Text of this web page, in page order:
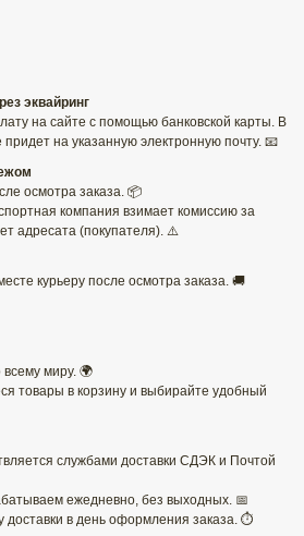
эквайринг
на сайте с помощью банковской карты. В
придет на указанную электронную почту. 📧
осмотра заказа. 📦
компания взимает комиссию за
адресата (покупателя). ⚠️
курьеру после осмотра заказа. 🚚
миру. 🌍
товары в корзину и выбирайте удобный
службами доставки СДЭК и Почтой
ежедневно, без выходных. 📅
доставки в день оформления заказа. ⏱️